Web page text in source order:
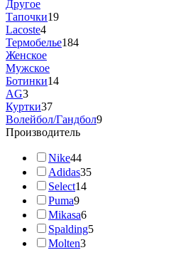
Другое
Тапочки19
Lacoste4
Термобелье184
Женское
Мужское
Ботинки14
AG3
Куртки37
Волейбол/Гандбол9
Производитель
Nike44
Adidas35
Select14
Puma9
Mikasa6
Spalding5
Molten3